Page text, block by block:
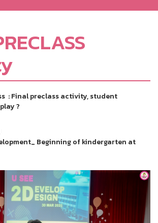
: Final preclass activity, student
?
Beginning of kindergarten at